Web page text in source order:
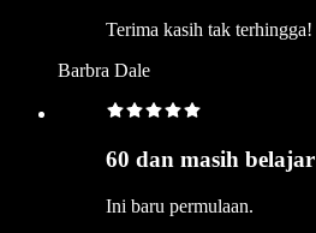
Terima kasih tak terhingga!
Barbra Dale
60 dan masih belajar
Ini baru permulaan.